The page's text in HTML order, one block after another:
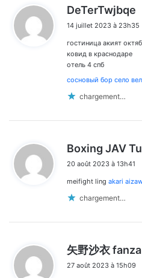
DeTerTwjbqe
t
14 juillet 2023 à 23h35
гостиница акият
ковид в краснодаре
отель 4 спб
сосновый бор село
chargement…
Boxing JAV
20 août 2023 à 13h41
meifight ling akari
chargement…
矢野沙衣 fanza
27 août 2023 à 15h09